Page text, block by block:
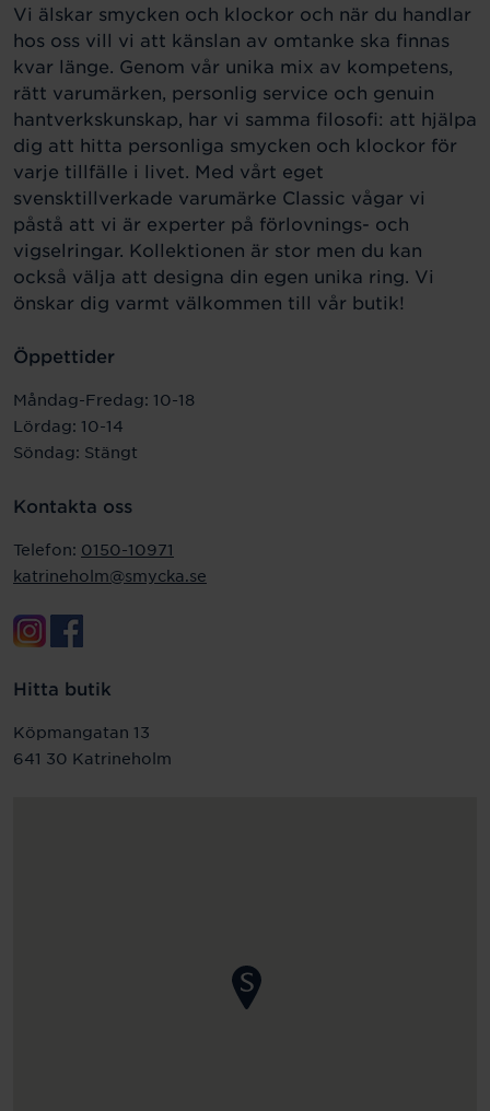
Vi älskar smycken och klockor och när du handlar
hos oss vill vi att känslan av omtanke ska finnas
kvar länge. Genom vår unika mix av kompetens,
rätt varumärken, personlig service och genuin
hantverkskunskap, har vi samma filosofi: att hjälpa
dig att hitta personliga smycken och klockor för
varje tillfälle i livet. Med vårt eget
svensktillverkade varumärke Classic vågar vi
påstå att vi är experter på förlovnings- och
vigselringar. Kollektionen är stor men du kan
också välja att designa din egen unika ring. Vi
önskar dig varmt välkommen till vår butik!
Öppettider
Måndag-Fredag: 10-18
Lördag: 10-14
Söndag: Stängt
Kontakta oss
Telefon: 0150-10971
katrineholm@smycka.se
Hitta butik
Köpmangatan 13
641 30 Katrineholm